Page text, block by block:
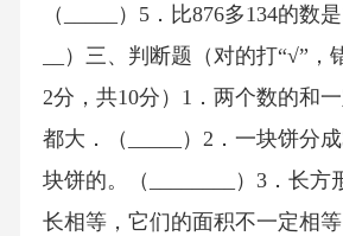
（_____）5．比876多134的数是
__）三、判断题（对的打“√”，
2分，共10分）1．两个数的和
都大．（_____）2．一块饼分
块饼的。（________）3．长方
长相等，它们的面积不一定相等